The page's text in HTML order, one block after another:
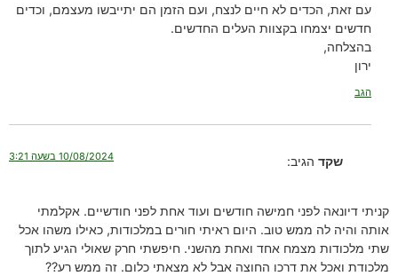
עם זאת, הכדים לא חיים לנצח, ועם הזמן הם יתייבשו מעצמם, וכדים
חדשים יצמחו בקצוות העלים החדשים.
בהצלחה,
ירון
הגב
שקד הגיב: 10/08/2024 בשעה 3:21
קניתי דיונאה לפני חמישה חודשים ועוד אחת לפני חודשיים. אקלמתי
אותה והיה לה ממש טוב. היום ראיתי חורים במלכודות, כאילו משהו אכל
שתי מלכודות מצמח אחד ואחת מהשני. חיפשתי חרק שאולי הגיע לתוך
מלכודת ואכל את דרכו החוצה אבל לא מצאתי כלום. זה ממש רע??